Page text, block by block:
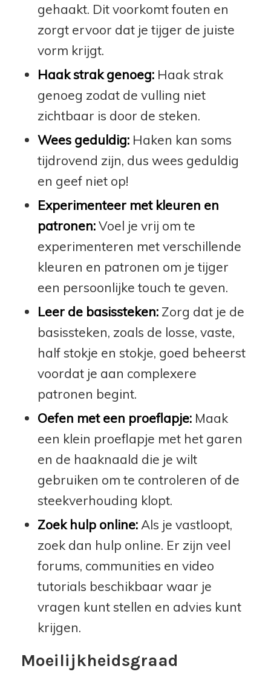
gehaakt. Dit voorkomt fouten en
zorgt ervoor dat je tijger de juiste
vorm krijgt.
Haak strak genoeg:Haak strak
genoeg zodat de vulling niet
zichtbaar is door de steken.
Wees geduldig:Haken kan soms
tijdrovend zijn, dus wees geduldig
en geef niet op!
Experimenteer met kleuren en
patronen:Voel je vrij om te
experimenteren met verschillende
kleuren en patronen om je tijger
een persoonlijke touch te geven.
Leer de basissteken:Zorg dat je de
basissteken, zoals de losse, vaste,
half stokje en stokje, goed beheerst
voordat je aan complexere
patronen begint.
Oefen met een proeflapje:Maak
een klein proeflapje met het garen
en de haaknaald die je wilt
gebruiken om te controleren of de
steekverhouding klopt.
Zoek hulp online:Als je vastloopt,
zoek dan hulp online. Er zijn veel
forums, communities en video
tutorials beschikbaar waar je
vragen kunt stellen en advies kunt
krijgen.
Moeilijkheidsgraad